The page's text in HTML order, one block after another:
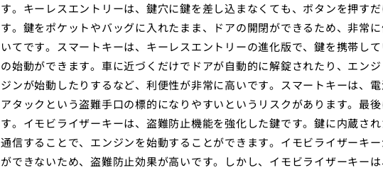
す。キーレスエントリーは、鍵穴に鍵を差し込まなくても、ボタンを押す
す。鍵をポケットやバッグに入れたまま、ドアの開閉ができるため、非常
いてです。スマートキーは、キーレスエントリーの進化版で、鍵を携帯し
の始動ができます。車に近づくだけでドアが自動的に解錠されたり、エン
ジンが始動したりするなど、利便性が非常に高いです。スマートキーは、
アタックという盗難手口の標的になりやすいというリスクがあります。最
す。イモビライザーキーは、盗難防止機能を強化した鍵です。鍵に内蔵さ
通信することで、エンジンを始動することができます。イモビライザーキ
ができないため、盗難防止効果が高いです。しかし、イモビライザーキー